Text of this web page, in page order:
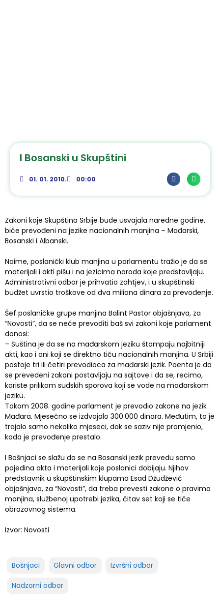
I Bosanski u Skupštini
01. 01. 2010. 00:00
Zakoni koje Skupština Srbije bude usvajala naredne godine,
biće prevođeni na jezike nacionalnih manjina – Mađarski,
Bosanski i Albanski.
Naime, poslanički klub manjina u parlamentu tražio je da se
materijali i akti pišu i na jezicima naroda koje predstavljaju.
Administrativni odbor je prihvatio zahtjev, i u skupštinski
budžet uvrstio troškove od dva miliona dinara za prevođenje.
Šef poslaničke grupe manjina Balint Pastor objašnjava, za
“Novosti”, da se neće prevoditi baš svi zakoni koje parlament
donosi:
– Suština je da se na mađarskom jeziku štampaju najbitniji
akti, kao i oni koji se direktno tiču nacionalnih manjina. U Srbiji
postoje tri ili četiri prevodioca za mađarski jezik. Poenta je da
se prevedeni zakoni postavljaju na sajtove i da se, recimo,
koriste prilikom sudskih sporova koji se vode na mađarskom
jeziku.
Tokom 2008. godine parlament je prevodio zakone na jezik
Mađara. Mjesečno se izdvajalo 300.000 dinara. Međutim, to je
trajalo samo nekoliko mjeseci, dok se saziv nije promjenio,
kada je prevođenje prestalo.
I Bošnjaci se slažu da se na Bosanski jezik prevedu samo
pojedina akta i materijali koje poslanici dobijaju. Njihov
predstavnik u skupštinskim klupama Esad Džudžević
objašnjava, za “Novosti”, da treba prevesti zakone o pravima
manjina, službenoj upotrebi jezika, čitav set koji se tiče
obrazovnog sistema.
Izvor: Novosti
Bošnjaci Glavni odbor Izvršni odbor
Nadzorni odbor